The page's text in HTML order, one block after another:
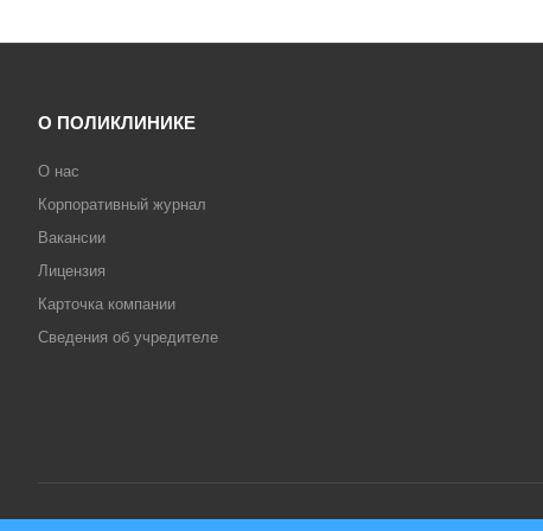
О ПОЛИКЛИНИКЕ
О нас
Корпоративный журнал
Вакансии
Лицензия
Карточка компании
Сведения об учредителе